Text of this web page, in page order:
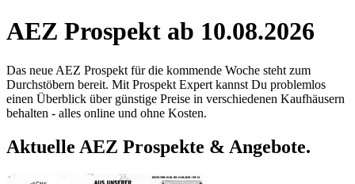
AEZ Prospekt ab 10.08.2026
Das neue AEZ Prospekt für die kommende Woche steht zum
Durchstöbern bereit. Mit Prospekt Expert kannst Du problemlos
einen Überblick über günstige Preise in verschiedenen Kaufhäusern
behalten - alles online und ohne Kosten.
Aktuelle AEZ Prospekte & Angebote.